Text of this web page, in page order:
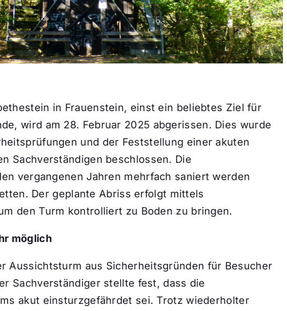
in Frauenstein, einst ein beliebtes Ziel für
wird am 28. Februar 2025 abgerissen. Dies wurde
und der Feststellung einer akuten
Sachverständigen beschlossen. Die
vergangenen Jahren mehrfach saniert werden
Der geplante Abriss erfolgt mittels
den Turm kontrolliert zu Boden zu bringen.
möglich
Aussichtsturm aus Sicherheitsgründen für Besucher
Sachverständiger stellte fest, dass die
akut einsturzgefährdet sei. Trotz wiederholter